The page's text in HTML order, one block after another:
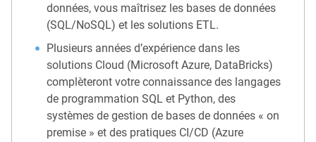
données, vous maîtrisez les bases de données
(SQL/NoSQL) et les solutions ETL.
Plusieurs années d’expérience dans les
solutions Cloud (Microsoft Azure, DataBricks)
complèteront votre connaissance des langages
de programmation SQL et Python, des
systèmes de gestion de bases de données « on
premise » et des pratiques CI/CD (Azure